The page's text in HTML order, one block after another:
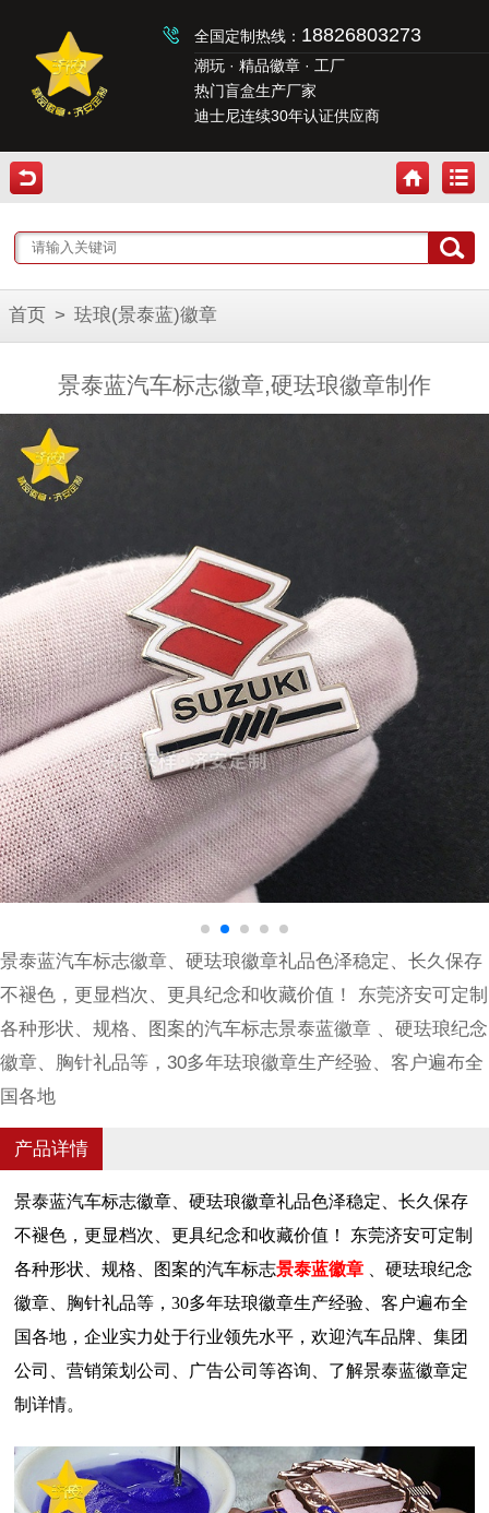
全国定制热线： 18826803273
潮玩 · 精品徽章 · 工厂
热门盲盒生产厂家
迪士尼连续30年认证供应商
首页 > 珐琅(景泰蓝)徽章
景泰蓝汽车标志徽章,硬珐琅徽章制作
景泰蓝汽车标志徽章、硬珐琅徽章礼品色泽稳定、长久保存
不褪色，更显档次、更具纪念和收藏价值！ 东莞济安可定制
各种形状、规格、图案的汽车标志景泰蓝徽章 、硬珐琅纪念
徽章、胸针礼品等，30多年珐琅徽章生产经验、客户遍布全
国各地
产品详情
景泰蓝汽车标志徽章、硬珐琅徽章礼品色泽稳定、长久保存
不褪色， 更显档次、更具纪念和收藏价值 ！ 东莞济安可定制
各种形状 、规格、图案的汽车标志景泰蓝徽章
、硬珐琅纪念
徽章、胸针礼品等， 30多年珐琅徽章生产经验、客户遍布全
国各地，企业实力处于行业领先水平，欢迎汽车品牌、集团
公司、营销策划公司、广告公司等咨询、了解景泰蓝徽章定
制详情。